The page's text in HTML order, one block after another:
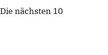
Die nächsten 10